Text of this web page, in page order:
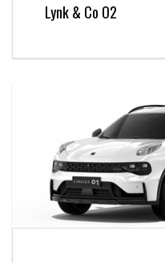
Lynk & Co O2